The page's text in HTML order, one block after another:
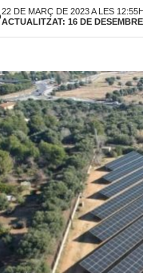
22 DE MARÇ DE 2023 A LES 12:55H
ACTUALITZAT: 16 DE